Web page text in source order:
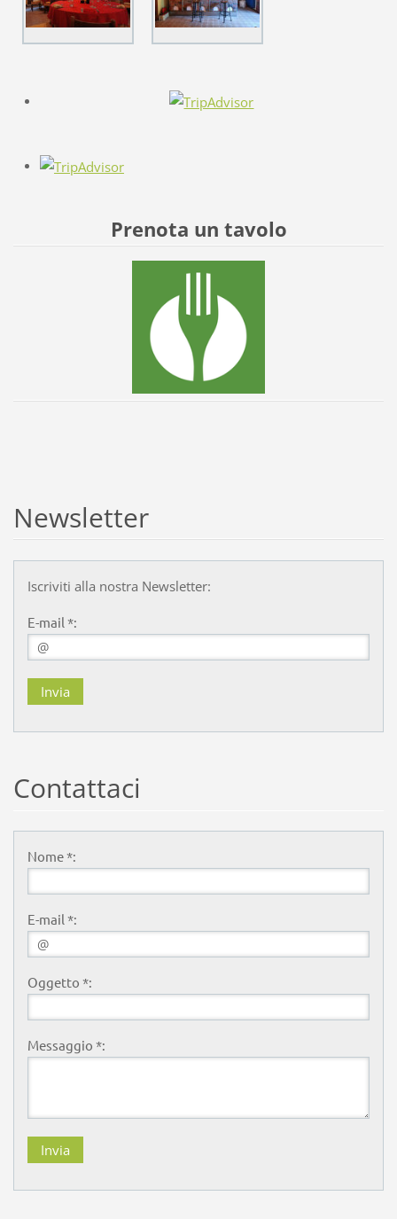
Prenota un tavolo
Newsletter
Iscriviti alla nostra Newsletter:
E-mail *:
Contattaci
Nome *:
E-mail *:
Oggetto *:
Messaggio *: